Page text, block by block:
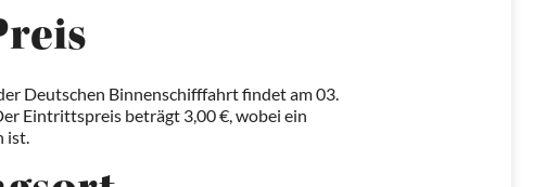
Deutschen Binnenschifffahrt findet am 03.
Eintrittspreis beträgt 3,00 €, wobei ein
ist.